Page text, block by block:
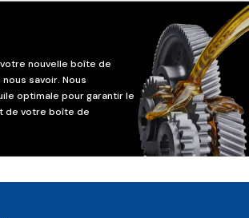
nouvelle boîte de
savoir. Nous
optimale pour garantir le
de votre boîte de